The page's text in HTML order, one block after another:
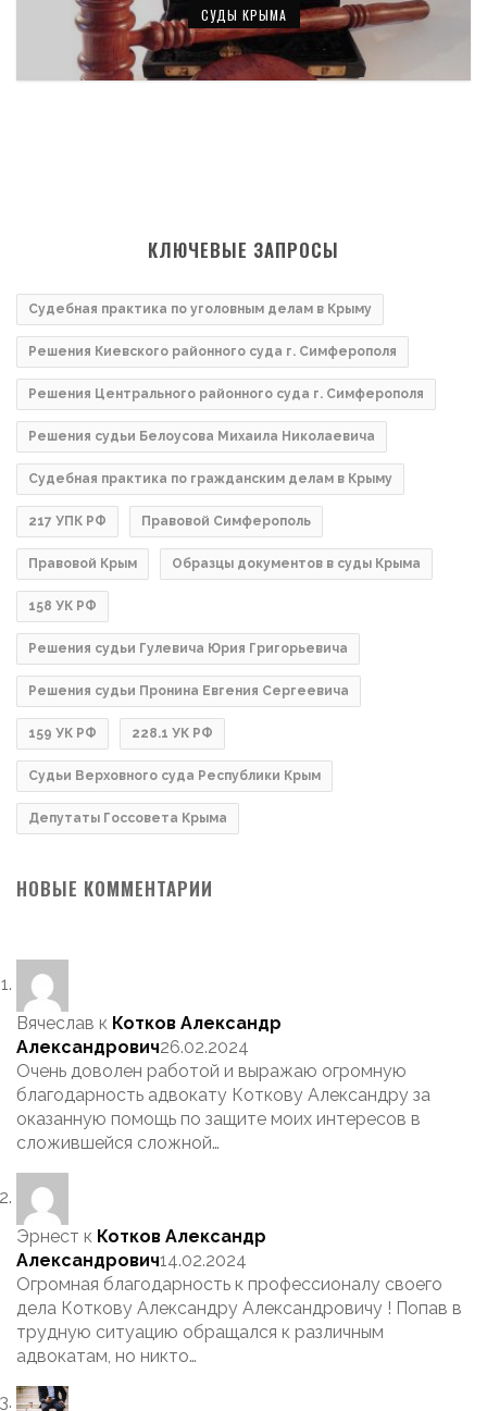
СУДЫ КРЫМА
КЛЮЧЕВЫЕ ЗАПРОСЫ
Судебная практика по уголовным делам в Крыму
Решения Киевского районного суда г. Симферополя
Решения Центрального районного суда г. Симферополя
Решения судьи Белоусова Михаила Николаевича
Судебная практика по гражданским делам в Крыму
217 УПК РФ Правовой Симферополь
Правовой Крым Образцы документов в суды Крыма
158 УК РФ
Решения судьи Гулевича Юрия Григорьевича
Решения судьи Пронина Евгения Сергеевича
159 УК РФ 228.1 УК РФ
Судьи Верховного суда Республики Крым
Депутаты Госсовета Крыма
НОВЫЕ КОММЕНТАРИИ
Вячеслав к Котков Александр
Александрович26.02.2024
Очень доволен работой и выражаю огромную
благодарность адвокату Коткову Александру за
оказанную помощь по защите моих интересов в
сложившейся сложной…
Эрнест к Котков Александр
Александрович14.02.2024
Огромная благодарность к профессионалу своего
дела Коткову Александру Александровичу ! Попав в
трудную ситуацию обращался к различным
адвокатам, но никто…